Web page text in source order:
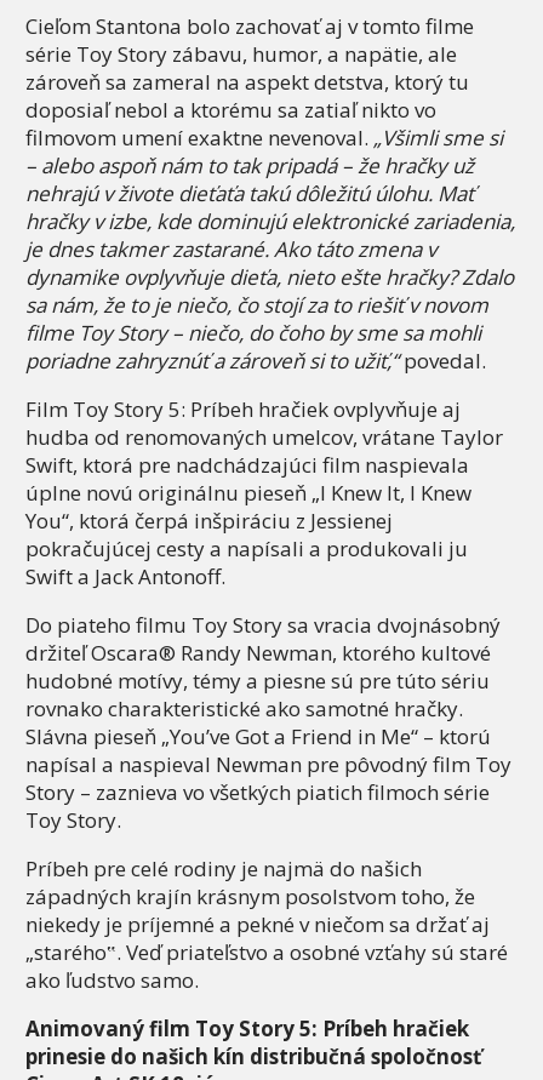
Cieľom Stantona bolo zachovať aj v tomto filme
série Toy Story zábavu, humor, a napätie, ale
zároveň sa zameral na aspekt detstva, ktorý tu
doposiaľ nebol a ktorému sa zatiaľ nikto vo
filmovom umení exaktne nevenoval. „Všimli sme si
– alebo aspoň nám to tak pripadá – že hračky už
nehrajú v živote dieťaťa takú dôležitú úlohu. Mať
hračky v izbe, kde dominujú elektronické zariadenia,
je dnes takmer zastarané. Ako táto zmena v
dynamike ovplyvňuje dieťa, nieto ešte hračky? Zdalo
sa nám, že to je niečo, čo stojí za to riešiť v novom
filme Toy Story – niečo, do čoho by sme sa mohli
poriadne zahryznúť a zároveň si to užiť,“povedal.
Film Toy Story 5: Príbeh hračiek ovplyvňuje aj
hudba od renomovaných umelcov, vrátane Taylor
Swift, ktorá pre nadchádzajúci film naspievala
úplne novú originálnu pieseň „I Knew It, I Knew
You“, ktorá čerpá inšpiráciu z Jessienej
pokračujúcej cesty a napísali a produkovali ju
Swift a Jack Antonoff.
Do piateho filmu Toy Story sa vracia dvojnásobný
držiteľ Oscara® Randy Newman, ktorého kultové
hudobné motívy, témy a piesne sú pre túto sériu
rovnako charakteristické ako samotné hračky.
Slávna pieseň „You’ve Got a Friend in Me“ – ktorú
napísal a naspieval Newman pre pôvodný film Toy
Story – zaznieva vo všetkých piatich filmoch série
Toy Story.
Príbeh pre celé rodiny je najmä do našich
západných krajín krásnym posolstvom toho, že
niekedy je príjemné a pekné v niečom sa držať aj
„starého‟. Veď priateľstvo a osobné vzťahy sú staré
ako ľudstvo samo.
Animovaný film Toy Story 5: Príbeh hračiek
prinesie do našich kín distribučná spoločnosť